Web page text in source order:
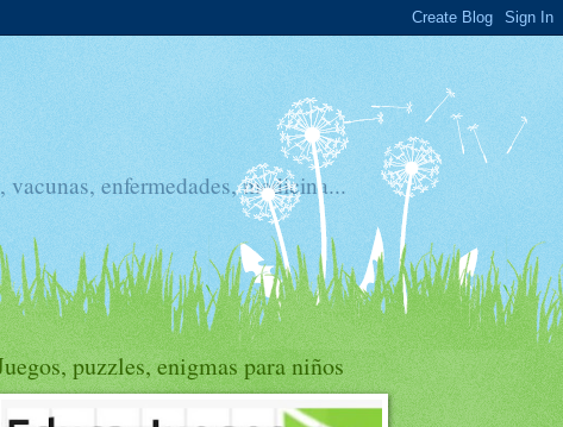
enfermedades, medicina...
puzzles, enigmas para niños